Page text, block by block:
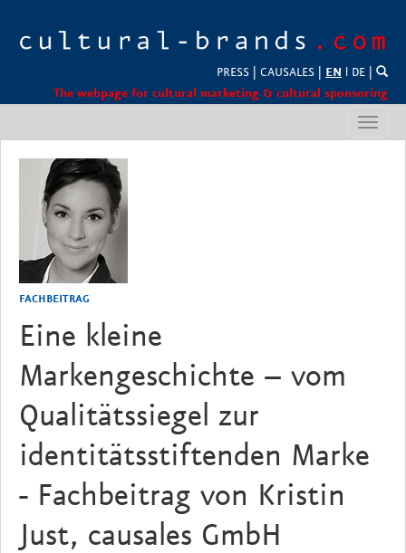
PRESS CAUSALES EN DE
The webpage for cultural marketing & cultural sponsoring
FACHBEITRAG
Eine kleine
Markengeschichte – vom
Qualitätssiegel zur
identitätsstiftenden Marke
- Fachbeitrag von Kristin
Just, causales GmbH